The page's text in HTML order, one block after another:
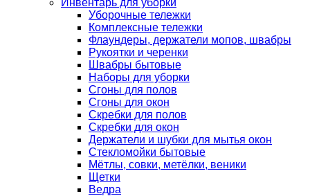
Уборочные тележки
Комплексные тележки
Флаундеры, держатели мопов, швабры
Рукоятки и черенки
Швабры бытовые
Наборы для уборки
Сгоны для полов
Сгоны для окон
Скребки для полов
Скребки для окон
Держатели и шубки для мытья окон
Стекломойки бытовые
Мётлы, совки, метёлки, веники
Щетки
Ведра